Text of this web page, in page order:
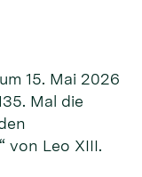
15. Mai 2026
Mal die
von Leo XIII.